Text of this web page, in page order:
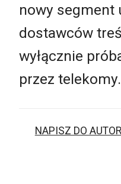
nowy segment
dostawców
wyłącznie
przez telekomy.
NAPISZ DO